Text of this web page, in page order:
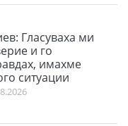
Гласуваха ми
и го
имахме
ситуации